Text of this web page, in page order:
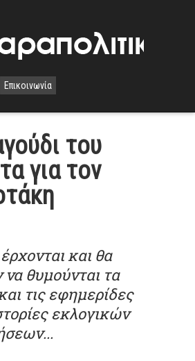
Επικοινωνία
του
για τον
και θα
να θυμούνται τα
τις εφημερίδες
εκλογικών